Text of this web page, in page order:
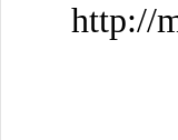
http://